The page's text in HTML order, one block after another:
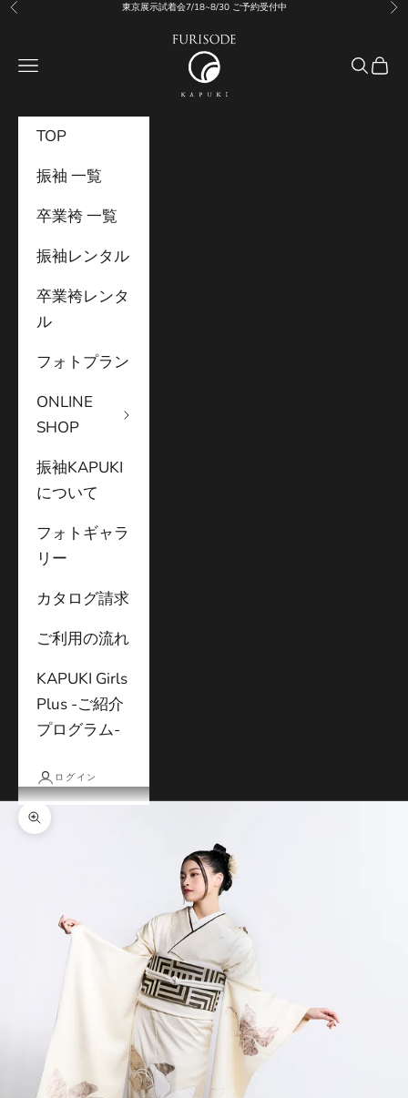
コンテンツへスキップ
前へ 東京展示試着会7/18~8/30 ご予約受付中 次
振袖KAPUKI
メニュー
検索カー
TOP
振袖 一覧
卒業袴 一覧
振袖レンタル
卒業袴レンタ
ル
フォトプラン
ONLINE
SHOP
振袖KAPUKI
について
フォトギャラ
リー
カタログ請求
ご利用の流れ
KAPUKI Girls
Plus -ご紹介
プログラム-
ログイン
ズームイン